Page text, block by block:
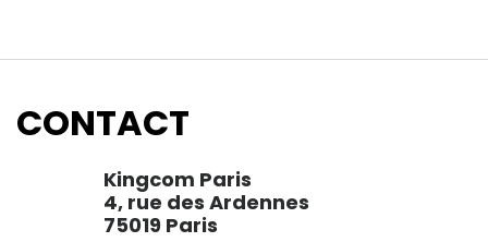
CONTACT
Kingcom Paris
4, rue des Ardennes
75019 Paris